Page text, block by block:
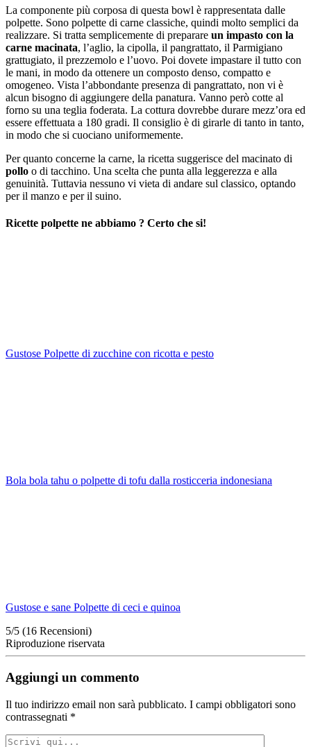
La componente più corposa di questa bowl è rappresentata dalle
polpette. Sono polpette di carne classiche, quindi molto semplici da
realizzare. Si tratta semplicemente di preparare un impasto con la
carne macinata, l’aglio, la cipolla, il pangrattato, il Parmigiano
grattugiato, il prezzemolo e l’uovo. Poi dovete impastare il tutto con
le mani, in modo da ottenere un composto denso, compatto e
omogeneo. Vista l’abbondante presenza di pangrattato, non vi è
alcun bisogno di aggiungere della panatura. Vanno però cotte al
forno su una teglia foderata. La cottura dovrebbe durare mezz’ora ed
essere effettuata a 180 gradi. Il consiglio è di girarle di tanto in tanto,
in modo che si cuociano uniformemente.
Per quanto concerne la carne, la ricetta suggerisce del macinato di
pollo o di tacchino. Una scelta che punta alla leggerezza e alla
genuinità. Tuttavia nessuno vi vieta di andare sul classico, optando
per il manzo e per il suino.
Ricette polpette ne abbiamo ? Certo che si!
Gustose Polpette di zucchine con ricotta e pesto
Bola bola tahu o polpette di tofu dalla rosticceria indonesiana
Gustose e sane Polpette di ceci e quinoa
5/5 (16 Recensioni)
Riproduzione riservata
Aggiungi un commento
Il tuo indirizzo email non sarà pubblicato. I campi obbligatori sono
contrassegnati *